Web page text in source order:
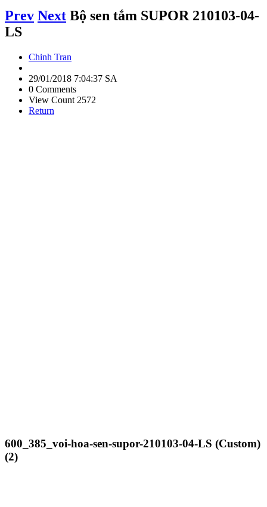
Prev Next Bộ sen tắm SUPOR 210103-04-
LS
Chinh Tran
29/01/2018 7:04:37 SA
0 Comments
View Count 2572
Return
600_385_voi-hoa-sen-supor-210103-04-LS (Custom)
(2)